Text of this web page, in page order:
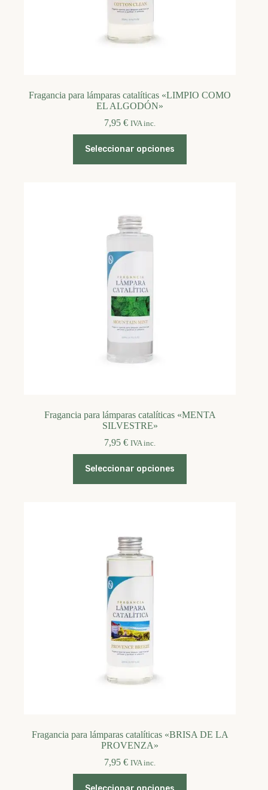
Fragancia para lámparas catalíticas «LIMPIO COMO
EL ALGODÓN»
7,95€ IVA inc.
Seleccionar opciones
producto
se
pueden
elegir
de
producto
Fragancia para lámparas catalíticas «MENTA
SILVESTRE»
7,95€ IVA inc.
Seleccionar opciones
producto
pueden
elegir
la
de
producto
Fragancia para lámparas catalíticas «BRISA DE LA
PROVENZA»
7,95€ IVA inc.